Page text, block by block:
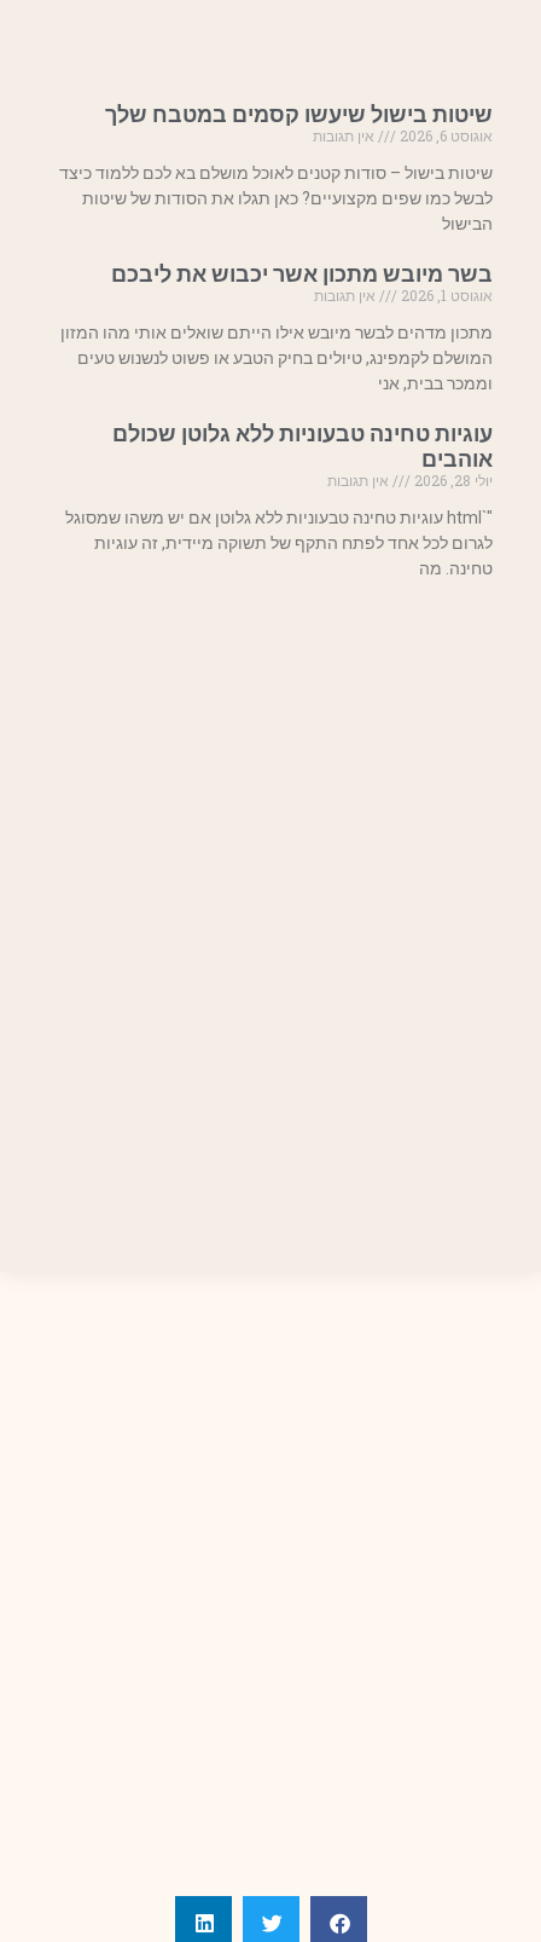
שיטות בישול שיעשו קסמים במטבח שלך
אוגוסט 6, 2026
אין תגובות
שיטות בישול – סודות קטנים לאוכל מושלם בא לכם ללמוד כיצד
לבשל כמו שפים מקצועיים? כאן תגלו את הסודות של שיטות
הבישול
בשר מיובש מתכון אשר יכבוש את ליבכם
אוגוסט 1, 2026
אין תגובות
מתכון מדהים לבשר מיובש אילו הייתם שואלים אותי מהו המזון
המושלם לקמפינג, טיולים בחיק הטבע או פשוט לנשנוש טעים
וממכר בבית, אני
עוגיות טחינה טבעוניות ללא גלוטן שכולם
אוהבים
יולי 28, 2026
אין תגובות
"`html עוגיות טחינה טבעוניות ללא גלוטן אם יש משהו שמסוגל
לגרום לכל אחד לפתח התקף של תשוקה מיידית, זה עוגיות
טחינה. מה